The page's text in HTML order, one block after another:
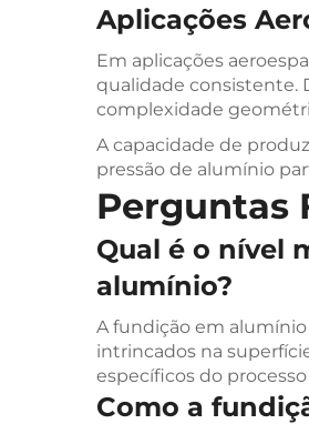
Aplicações
Em aplicações
qualidade consistente.
complexidade
A capacidade de
pressão de alumínio
Perguntas
Qual é o nível
alumínio?
A fundição em
intrincados na
específicos do
Como a